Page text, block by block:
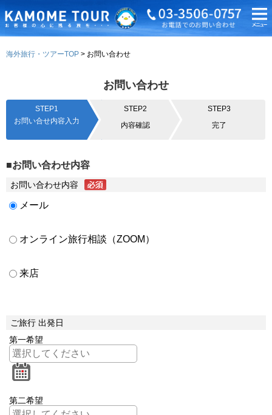
海外旅行・ツアーTOP お問い合わせ
お問い合わせ
STEP1
お問い合せ内容入力
STEP2
内容確認
STEP3
完了
■お問い合わせ内容
お問い合わせ内容
メール
オンライン旅行相談（ZOOM）
来店
ご旅行 出発日
第一希望
第二希望